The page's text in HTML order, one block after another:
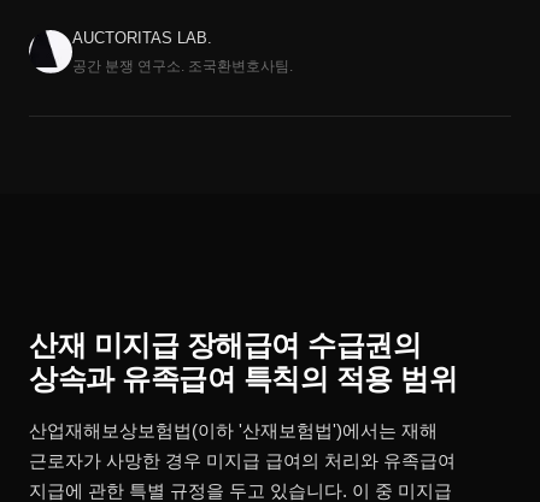
AUCTORITAS LAB.
공간 분쟁 연구소. 조국환변호사팀.
산재 미지급 장해급여 수급권의
상속과 유족급여 특칙의 적용 범위
산업재해보상보험법(이하 '산재보험법')에서는 재해
근로자가 사망한 경우 미지급 급여의 처리와 유족급여
지급에 관한 특별 규정을 두고 있습니다. 이 중 미지급